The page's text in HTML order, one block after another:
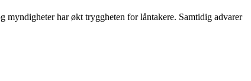
myndigheter har økt tryggheten for låntakere. Samtidig advarer